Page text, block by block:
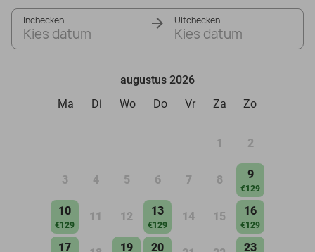
Inchecken
Kies datum
Uitchecken
Kies datum
augustus 2026
Ma
Di Wo Do Vr Za Zo
1 2
3 4 5 6 7 8 9
€129
10
€129
11 12 13
€129
14 15 16
€129
17 19 20 23